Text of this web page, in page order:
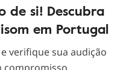
de si! Descubra
em Portugal
verifique sua audição